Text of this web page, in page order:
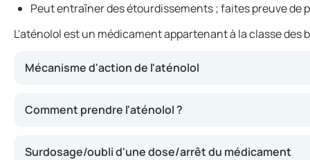
Peut entraîner des étourdissements ; faites preuve de
L'aténolol est un médicament appartenant à la classe
Mécanisme d'action de l'aténolol
L'aténolol agit en atténuant les effets de l'adrénaline
Comment prendre l'aténolol ?
Surdosage/oubli d'une dose/arrêt du médicament